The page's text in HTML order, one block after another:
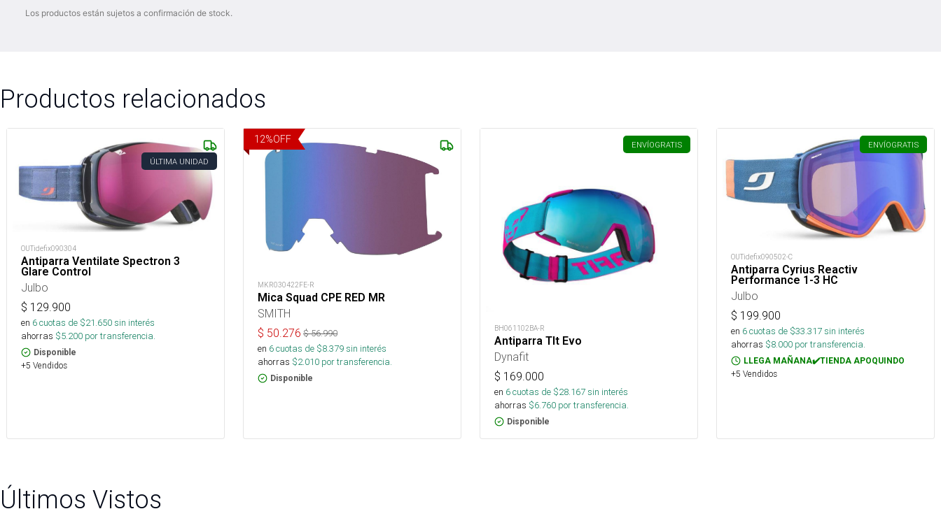
Los productos están sujetos a confirmación de stock.
Productos relacionados
ÚLTIMA UNIDAD
OUTidefix090304
Antiparra Ventilate Spectron 3
Glare Control
Julbo
$ 129.900
en 6cuotas de $21.650sin interés
ahorras $5.200 por transferencia.
Disponible
+5 Vendidos
12%OFF
MKR030422FE-R
Mica Squad CPE RED MR
SMITH
$ 50.276 $56.990
en 6cuotas de $8.379sin interés
ahorras $2.010 por transferencia.
Disponible
ENVÍOGRATIS
BH061102BA-R
Antiparra Tlt Evo
Dynafit
$ 169.000
en 6cuotas de $28.167sin interés
ahorras $6.760 por transferencia.
Disponible
ENVÍOGRATIS
OUTidefix090502-C
Antiparra Cyrius Reactiv
Performance 1-3 HC
Julbo
$ 199.900
en 6cuotas de $33.317sin interés
ahorras $8.000 por transferencia.
LLEGA MAÑANA✔️TIENDA APOQUINDO
+5 Vendidos
Últimos Vistos